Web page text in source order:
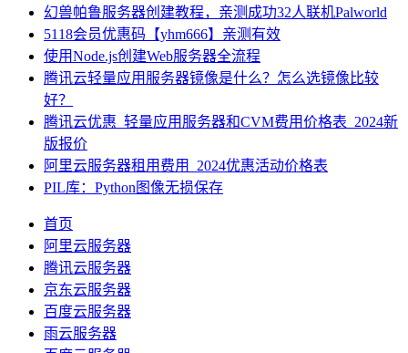
幻兽帕鲁服务器创建教程，亲测成功32人联机Palworld
5118会员优惠码【yhm666】亲测有效
使用Node.js创建Web服务器全流程
腾讯云轻量应用服务器镜像是什么？怎么选镜像比较
好？
腾讯云优惠_轻量应用服务器和CVM费用价格表_2024新
版报价
阿里云服务器租用费用_2024优惠活动价格表
PIL库：Python图像无损保存
首页
阿里云服务器
腾讯云服务器
京东云服务器
百度云服务器
雨云服务器